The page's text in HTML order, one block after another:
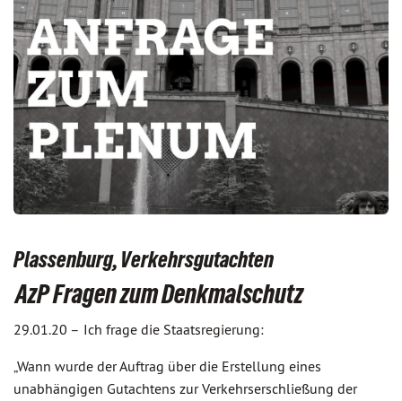
Plassenburg, Verkehrsgutachten
AzP Fragen zum Denkmalschutz
29.01.20 – Ich frage die Staatsregierung:
„Wann wurde der Auftrag über die Erstellung eines
unabhängigen Gutachtens zur Verkehrserschließung der